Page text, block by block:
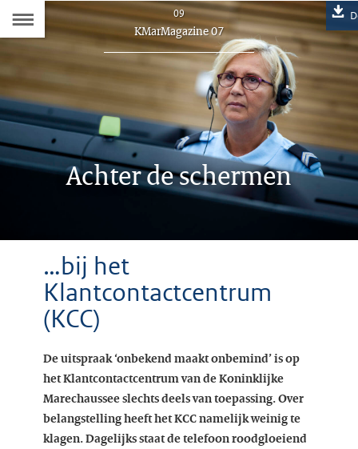
09
Dit
artikel
bij:
KMarMagazine 07
Achter de schermen
…bij het
Klantcontactcentrum
(KCC)
De uitspraak ‘onbekend maakt onbemind’ is op
het Klantcontactcentrum van de Koninklijke
Marechaussee slechts deels van toepassing. Over
belangstelling heeft het KCC namelijk weinig te
klagen. Dagelijks staat de telefoon roodgloeiend
Naar
de
Inhoudsopgave